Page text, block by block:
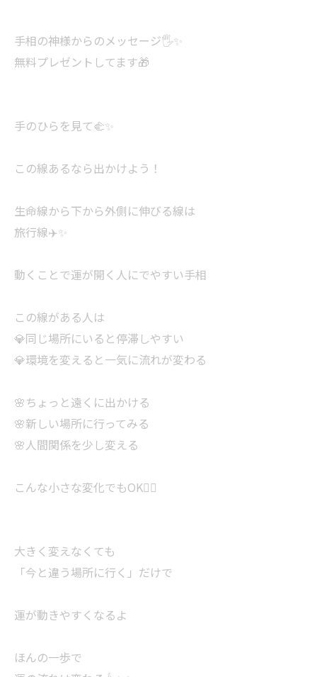
手相の神様からのメッセージ🖐️✨
無料プレゼントしてます🎁
手のひらを見て🫲✨
この線あるなら出かけよう！
生命線から下から外側に伸びる線は
旅行線✈️✨
動くことで運が開く人にでやすい手相
この線がある人は
💎同じ場所にいると停滞しやすい
💎環境を変えると一気に流れが変わる
🌸ちょっと遠くに出かける
🌸新しい場所に行ってみる
🌸人間関係を少し変える
こんな小さな変化でもOK🙆‍♀️
大きく変えなくても
「今と違う場所に行く」だけで
運が動きやすくなるよ
ほんの一歩で